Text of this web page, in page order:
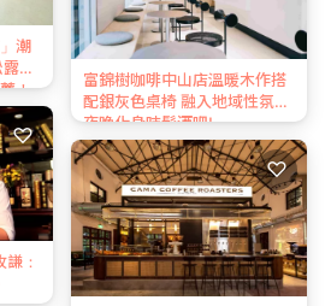
潮
小
！
富錦樹咖啡中山店溫暖木作搭
配銀灰色桌椅 融入地域性氛圍
夜晚化身時髦酒吧!
：
♡
♡